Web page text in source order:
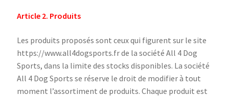
Article 2. Produits
Les produits proposés sont ceux qui figurent sur le site
https://www.all4dogsports.fr de la société All 4 Dog
Sports, dans la limite des stocks disponibles. La société
All 4 Dog Sports se réserve le droit de modifier à tout
moment l’assortiment de produits. Chaque produit est